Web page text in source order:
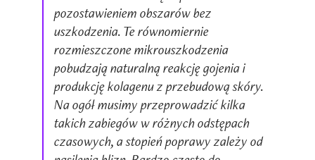
pozostawieniem obszarów bez
uszkodzenia. Te równomiernie
rozmieszczone mikrouszkodzenia
pobudzają naturalną reakcję gojenia i
produkcję kolagenu z przebudową skóry.
Na ogół musimy przeprowadzić kilka
takich zabiegów w różnych odstępach
czasowych, a stopień poprawy zależy od